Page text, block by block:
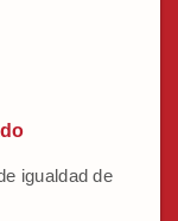
igualdad de